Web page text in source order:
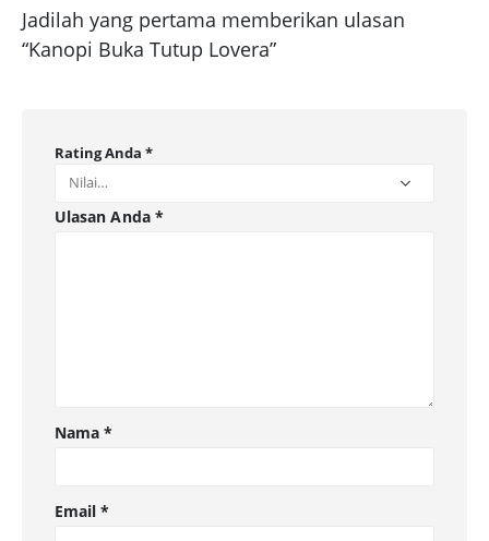
Jadilah yang pertama memberikan ulasan
“Kanopi Buka Tutup Lovera”
Rating Anda *
Ulasan Anda *
Nama*
Email*